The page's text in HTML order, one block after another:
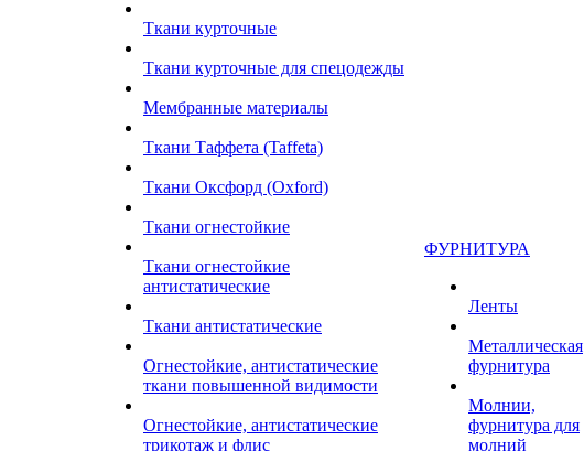
Ткани курточные
Ткани курточные для спецодежды
Мембранные материалы
Ткани Таффета (Taffeta)
Ткани Оксфорд (Oxford)
Ткани огнестойкие
Ткани огнестойкие
антистатические
Ткани антистатические
Огнестойкие, антистатические
ткани повышенной видимости
Огнестойкие, антистатические
трикотаж и флис
ФУРНИТУРА
Ленты
Металлическая
фурнитура
Молнии,
фурнитура для
молний